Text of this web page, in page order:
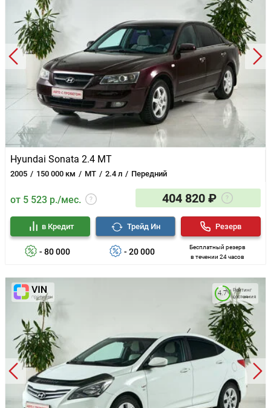
Hyundai Sonata 2.4 MT
2005 150 000 км MT 2.4 л Передний
от 5 523 р./мес. 404 820 ₽
- 80 000
в Кредит
- 20 000
Трейд Ин
Бесплатный резерв
в течении 24 часов
Резерв
Рейтинг
состояния
4.7